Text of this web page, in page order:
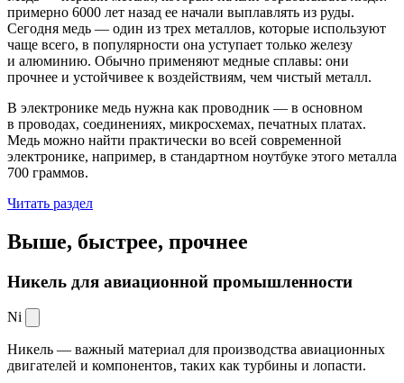
примерно 6000 лет назад ее начали выплавлять из руды.
Сегодня медь — один из трех металлов, которые используют
чаще всего, в популярности она уступает только железу
и алюминию. Обычно применяют медные сплавы: они
прочнее и устойчивее к воздействиям, чем чистый металл.
В электронике медь нужна как проводник — в основном
в проводах, соединениях, микросхемах, печатных платах.
Медь можно найти практически во всей современной
электронике, например, в стандартном ноутбуке этого металла
700 граммов.
Читать раздел
Выше, быстрее, прочнее
Никель для авиационной промышленности
Ni
Никель — важный материал для производства авиационных
двигателей и компонентов, таких как турбины и лопасти.